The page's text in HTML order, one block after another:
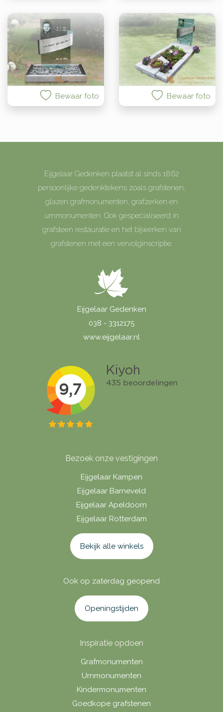
Bewaar foto Bewaar foto
Eijgelaar Gedenken plaatst al sinds 1862
persoonlijke gedenktekens zoals grafstenen,
glazen grafmonumenten, grafzerken en
urnmonumenten. Ook gespecialiseerd in
grafsteen restauratie en het bijwerken van
grafstenen met een vervolginscriptie.
Eijgelaar Gedenken
038 - 3312175
www.eijgelaar.nl
Bezoek onze vestigingen
Eijgelaar Kampen
Eijgelaar Barneveld
Eijgelaar Apeldoorn
Eijgelaar Rotterdam
Bekijk alle winkels
Ook op zaterdag geopend
Openingstijden
Inspiratie opdoen
Grafmonumenten
Urnmonumenten
Kindermonumenten
Goedkope grafstenen